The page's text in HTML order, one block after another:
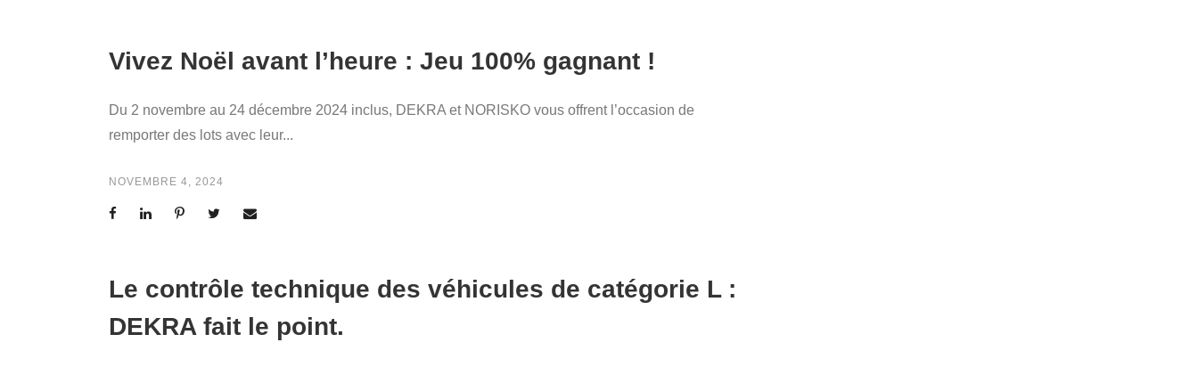
Vivez Noël avant l’heure : Jeu 100% gagnant !
Du 2 novembre au 24 décembre 2024 inclus, DEKRA et NORISKO vous offrent l’occasion de
remporter des lots avec leur...
NOVEMBRE 4, 2024
Le contrôle technique des véhicules de catégorie L :
DEKRA fait le point.